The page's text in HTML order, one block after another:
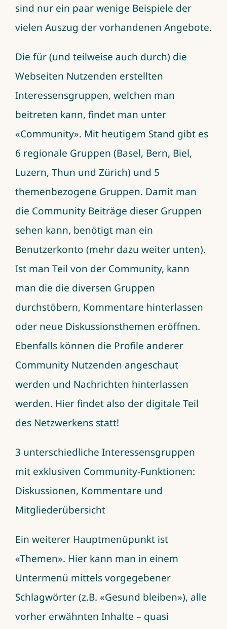
sind nur ein paar wenige Beispiele der
vielen Auszug der vorhandenen Angebote.
Die für (und teilweise auch durch) die
Webseiten Nutzenden erstellten
Interessensgruppen, welchen man
beitreten kann, findet man unter
«Community». Mit heutigem Stand gibt es
6 regionale Gruppen (Basel, Bern, Biel,
Luzern, Thun und Zürich) und 5
themenbezogene Gruppen. Damit man
die Community Beiträge dieser Gruppen
sehen kann, benötigt man ein
Benutzerkonto (mehr dazu weiter unten).
Ist man Teil von der Community, kann
man die die diversen Gruppen
durchstöbern, Kommentare hinterlassen
oder neue Diskussionsthemen eröffnen.
Ebenfalls können die Profile anderer
Community Nutzenden angeschaut
werden und Nachrichten hinterlassen
werden. Hier findet also der digitale Teil
des Netzwerkens statt!
3 unterschiedliche Interessensgruppen
mit exklusiven Community-Funktionen:
Diskussionen, Kommentare und
Mitgliederübersicht
Ein weiterer Hauptmenüpunkt ist
«Themen». Hier kann man in einem
Untermenü mittels vorgegebener
Schlagwörter (z.B. «Gesund bleiben»), alle
vorher erwähnten Inhalte – quasi